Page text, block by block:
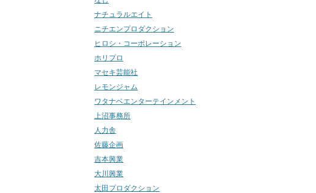
ナチュラルエイト
ニチエンプロダクション
ヒロシ・コーポレーション
ホリプロ
マセキ芸能社
レモンジャム
ワタナベエンターテインメント
上沼事務所
人力舎
佐藤企画
吉本興業
大川興業
太田プロダクション